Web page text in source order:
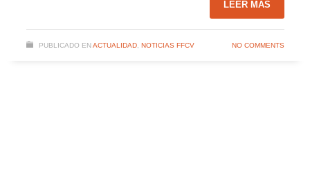
LEER MÁS
PUBLICADO EN ACTUALIDAD, NOTICIAS FFCV NO COMMENTS